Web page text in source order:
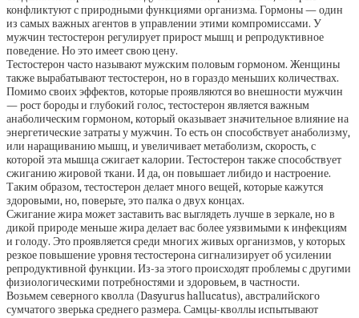
конфликтуют с природными функциями организма. Гормоны — один
из самых важных агентов в управлении этими компромиссами. У
мужчин тестостерон регулирует прирост мышц и репродуктивное
поведение. Но это имеет свою цену.
Тестостерон часто называют мужским половым гормоном. Женщины
также вырабатывают тестостерон, но в гораздо меньших количествах.
Помимо своих эффектов, которые проявляются во внешности мужчин
— рост бороды и глубокий голос, тестостерон является важным
анаболическим гормоном, который оказывает значительное влияние на
энергетические затраты у мужчин. То есть он способствует анаболизму,
или наращиванию мышц, и увеличивает метаболизм, скорость, с
которой эта мышца сжигает калории. Тестостерон также способствует
сжиганию жировой ткани. И да, он повышает либидо и настроение.
Таким образом, тестостерон делает много вещей, которые кажутся
здоровыми, но, поверьте, это палка о двух концах.
Сжигание жира может заставить вас выглядеть лучше в зеркале, но в
дикой природе меньше жира делает вас более уязвимыми к инфекциям
и голоду. Это проявляется среди многих живых организмов, у которых
резкое повышение уровня тестостерона сигнализирует об усилении
репродуктивной функции. Из-за этого происходят проблемы с другими
физиологическими потребностями и здоровьем, в частности.
Возьмем северного кволла (Dasyurus hallucatus), австралийского
сумчатого зверька среднего размера. Самцы-кволлы испытывают